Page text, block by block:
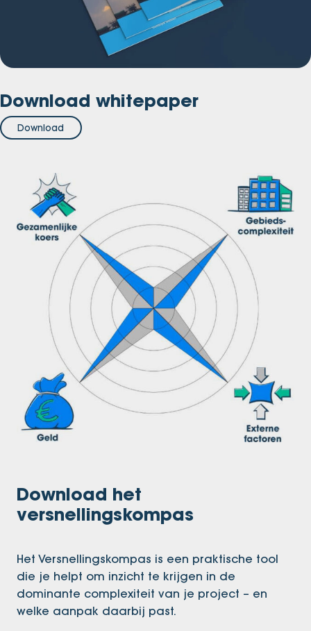
Download whitepaper
Download
Download het
versnellingskompas
Het Versnellingskompas is een praktische tool
die je helpt om inzicht te krijgen in de
dominante complexiteit van je project – en
welke aanpak daarbij past.